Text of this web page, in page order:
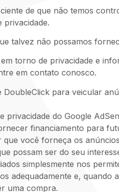
de que não temos
privacidade.
talvez não possamos
torno de privacidade e
em contato conosco.
para veicular
privacidade do Google
financiamento para
você forneça os
possam ser do seu
simplesmente nos
adequadamente e, quando
uma compra.